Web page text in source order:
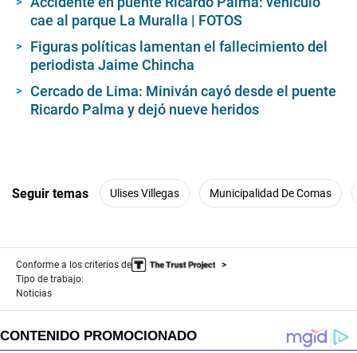
cae al parque La Muralla | FOTOS
Figuras políticas lamentan el fallecimiento del
periodista Jaime Chincha
Cercado de Lima: Miniván cayó desde el puente
Ricardo Palma y dejó nueve heridos
Seguir temas Ulises Villegas Municipalidad De Comas
Conforme a los criterios de
Tipo de trabajo:
Noticias